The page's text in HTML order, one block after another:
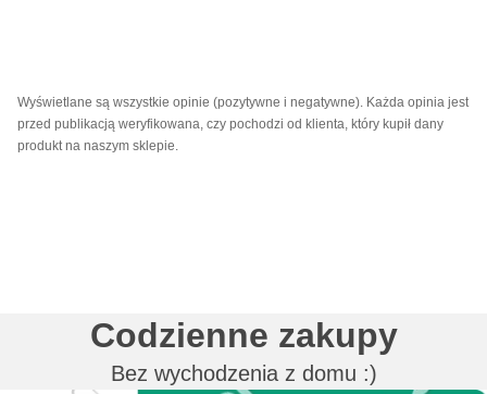
Wyświetlane są wszystkie opinie (pozytywne i negatywne). Każda opinia jest
przed publikacją weryfikowana, czy pochodzi od klienta, który kupił dany
produkt na naszym sklepie.
Codzienne zakupy
Bez wychodzenia z domu :)